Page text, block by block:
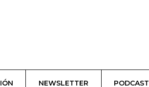
NEWSLETTER PODCAST